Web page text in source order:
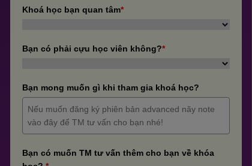
Khoá học bạn quan tâm*
Bạn có phải cựu học viên không?*
Bạn mong muốn gì khi tham gia khoá học?
Bạn có muốn TM tư vấn thêm cho bạn về khóa